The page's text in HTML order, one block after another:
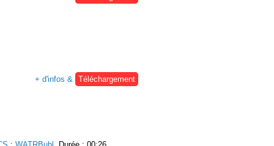
+ d'infos &
Téléchargement